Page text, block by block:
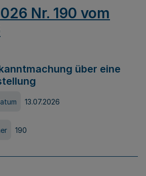
Nr. 190 vom
über eine
13.07.2026
190